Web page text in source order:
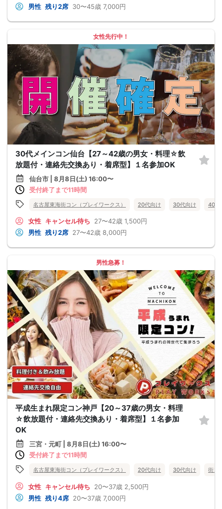
男性 残り2席 30〜45歳 7,000円
女性先行中！
30代メインコン仙台【27～42歳の男女・料理☆飲
放題付・連絡先交換あり・着席型】１名参加OK
仙台市 | 8月8日(土) 16:00〜
受付終了まで11時間
名古屋東海街コン（プレイワークス） 20代向け 30代向け 40代
女性 キャンセル待ち 27〜42歳 1,500円
男性 残り2席 27〜42歳 8,000円
男性急募！
平成生まれ限定コン神戸【20～37歳の男女・料理
☆飲放題付・連絡先交換あり・着席型】１名参加
OK
三宮・元町 | 8月8日(土) 16:00〜
受付終了まで11時間
名古屋東海街コン（プレイワークス） 20代向け 30代向け 街コ
女性 キャンセル待ち 20〜37歳 2,500円
男性 残り4席 20〜37歳 7,000円